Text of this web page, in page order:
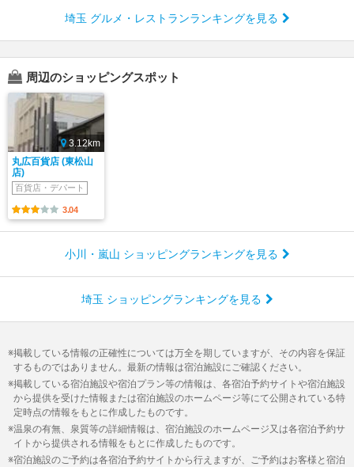
埼玉 グルメ・レストランランキングを見る
周辺のショッピングスポット
3.12km
丸広百貨店 (東松山
店)
百貨店・デパート
3.04
小川・嵐山 ショッピングランキングを見る
埼玉 ショッピングランキングを見る
掲載している情報の正確性については万全を期していますが、その内容を保証
するものではありません。最新の情報は宿泊施設にご確認ください。
掲載している宿泊施設や宿泊プラン等の情報は、各宿泊予約サイトや宿泊施設
から提供を受けた情報または宿泊施設のホームページ等にて公開されている特
定時点の情報をもとに作成したものです。
温泉の有無、泉質等の詳細情報は、宿泊施設のホームページ又は各宿泊予約サ
イトから提供される情報をもとに作成したものです。
宿泊施設のご予約は各宿泊予約サイトから行えますが、ご予約はお客様と宿泊